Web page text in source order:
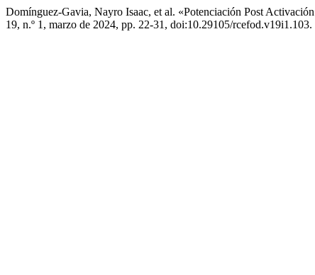
Domínguez-Gavia, Nayro Isaac, et al. «Potenciación Post
19, n.º 1, marzo de 2024, pp. 22-31, doi:10.29105/rcefod.v19i1.103.